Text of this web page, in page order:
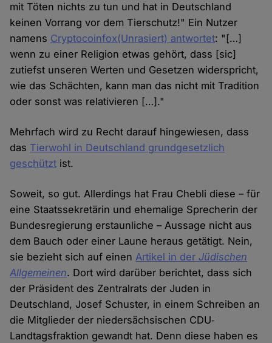
mit Töten nichts zu tun und hat in Deutschland
keinen Vorrang vor dem Tierschutz!" Ein Nutzer
namens Cryptocoinfox(Unrasiert) antwortet: "[…]
wenn zu einer Religion etwas gehört, dass [sic]
zutiefst unseren Werten und Gesetzen widerspricht,
wie das Schächten, kann man das nicht mit Tradition
oder sonst was relativieren […]."
Mehrfach wird zu Recht darauf hingewiesen, dass
das Tierwohl in Deutschland grundgesetzlich
geschützt ist.
Soweit, so gut. Allerdings hat Frau Chebli diese – für
eine Staatssekretärin und ehemalige Sprecherin der
Bundesregierung erstaunliche – Aussage nicht aus
dem Bauch oder einer Laune heraus getätigt. Nein,
sie bezieht sich auf einenArtikel in derJüdischen
Allgemeinen. Dort wird darüber berichtet, dass sich
der Präsident des Zentralrats der Juden in
Deutschland, Josef Schuster, in einem Schreiben an
die Mitglieder der niedersächsischen CDU‐
Landtagsfraktion gewandt hat. Denn diese haben es